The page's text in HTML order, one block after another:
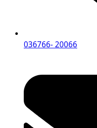
036766- 20066